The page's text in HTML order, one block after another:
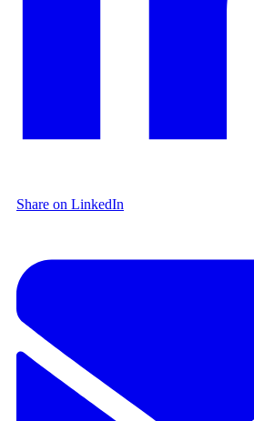
Share on LinkedIn